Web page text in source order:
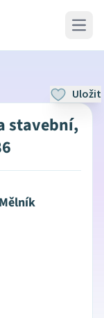
Open
Uložit
stavební,